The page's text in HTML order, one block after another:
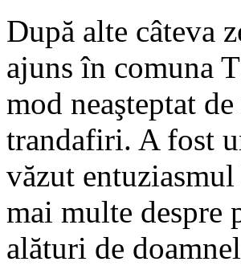
După alte câteva
ajuns în comuna
mod neaşteptat
trandafiri. A fost
văzut
mai multe despre
alături de